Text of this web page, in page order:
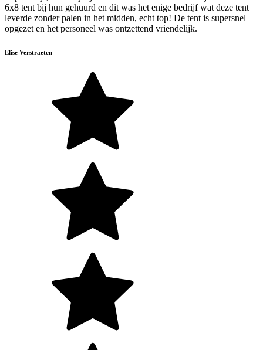
6x8 tent bij hun gehuurd en dit was het enige bedrijf wat deze tent
leverde zonder palen in het midden, echt top! De tent is supersnel
opgezet en het personeel was ontzettend vriendelijk.
Elise Verstraeten